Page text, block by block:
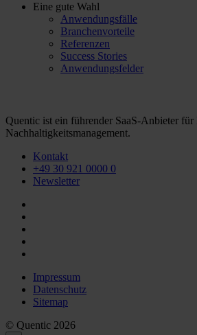
Eine gute Wahl
Anwendungsfälle
Branchenvorteile
Referenzen
Success Stories
Anwendungsfelder
Quentic ist ein führender SaaS-Anbieter für
Nachhaltigkeitsmanagement.
Kontakt
+49 30 921 0000 0
Newsletter
Impressum
Datenschutz
Sitemap
© Quentic 2026